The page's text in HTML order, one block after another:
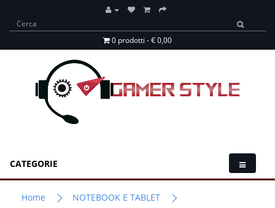
0 prodotti - € 0,00
CATEGORIE
Home NOTEBOOK E TABLET